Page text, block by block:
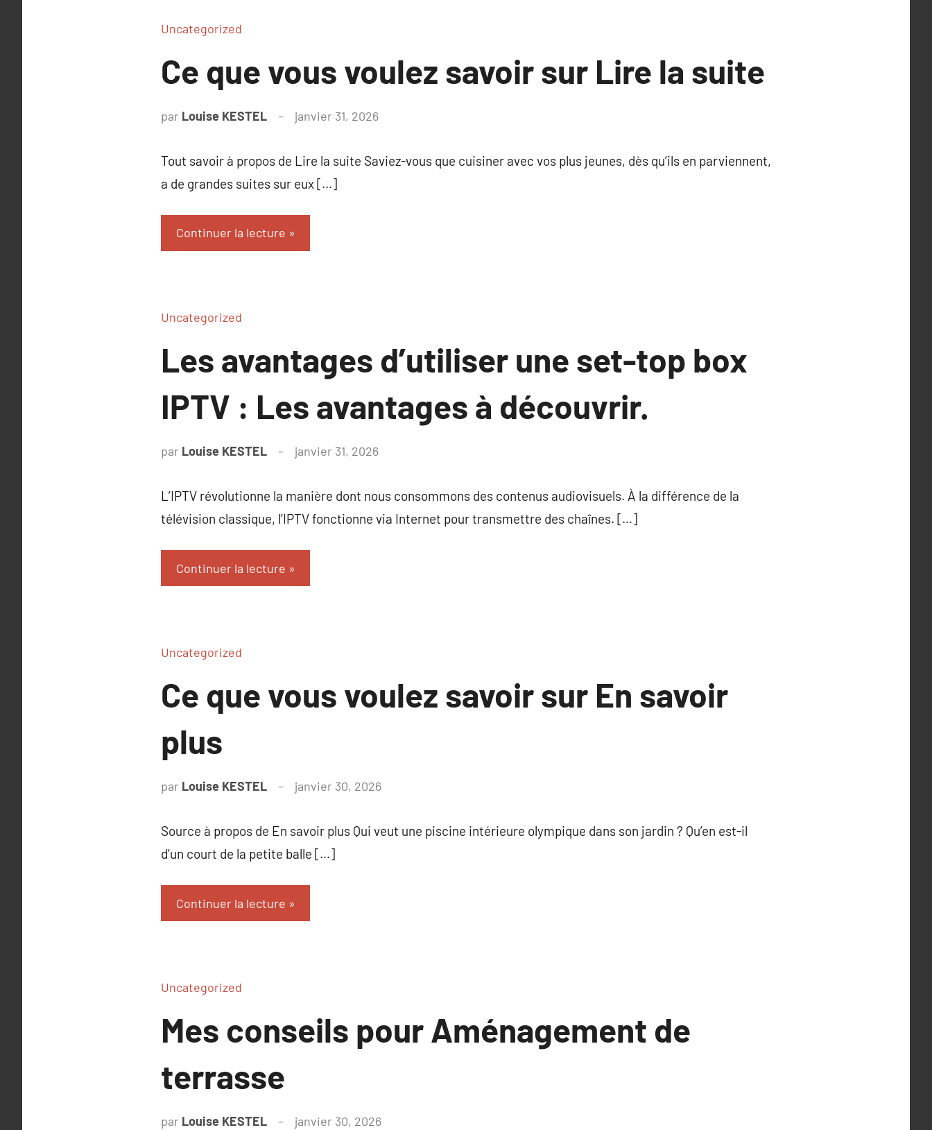
Uncategorized
Ce que vous voulez savoir sur Lire la suite
par Louise KESTEL janvier 31, 2026
Tout savoir à propos de Lire la suite Saviez-vous que cuisiner avec vos plus jeunes, dès qu’ils en parviennent,
a de grandes suites sur eux […]
Continuer la lecture
Uncategorized
Les avantages d’utiliser une set-top box
IPTV : Les avantages à découvrir.
par Louise KESTEL janvier 31, 2026
L’IPTV révolutionne la manière dont nous consommons des contenus audiovisuels. À la différence de la
télévision classique, l’IPTV fonctionne via Internet pour transmettre des chaînes. […]
Continuer la lecture
Uncategorized
Ce que vous voulez savoir sur En savoir
plus
par Louise KESTEL janvier 30, 2026
Source à propos de En savoir plus Qui veut une piscine intérieure olympique dans son jardin ? Qu’en est-il
d’un court de la petite balle […]
Continuer la lecture
Uncategorized
Mes conseils pour Aménagement de
terrasse
par Louise KESTEL janvier 30, 2026